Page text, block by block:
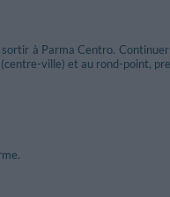
à Parma Centro.
ville) et au rond-point,